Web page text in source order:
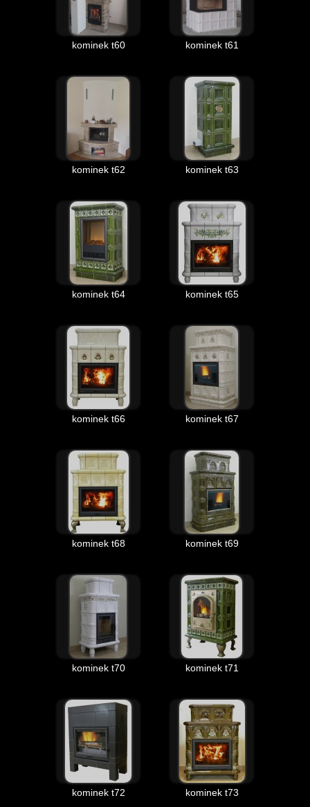
kominek t60 kominek t61
kominek t62 kominek t63
kominek t64 kominek t65
kominek t66 kominek t67
kominek t68 kominek t69
kominek t70 kominek t71
kominek t72 kominek t73